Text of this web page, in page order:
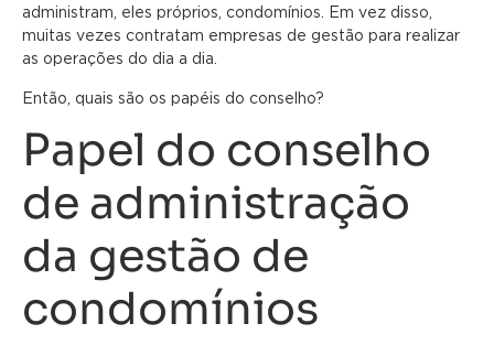
administram, eles próprios, condomínios. Em vez disso,
muitas vezes contratam empresas de gestão para realizar
as operações do dia a dia.
Então, quais são os papéis do conselho?
Papel do conselho
de administração
da gestão de
condomínios